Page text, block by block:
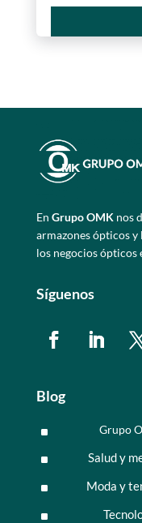
En Grupo OMKnos
armazones ópticos y
los negocios ópticos
Síguenos
Blog
^ Grupo
^ Salud y
^ Moda y
^